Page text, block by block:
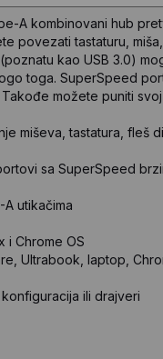
A kombinovani hub
povezati tastaturu,
kao USB 3.0)
toga. SuperSpeed
Takođe možete puniti
miševa, tastatura, fleš
sa SuperSpeed
A utikačima
i Chrome OS
Ultrabook, laptop,
ili drajveri